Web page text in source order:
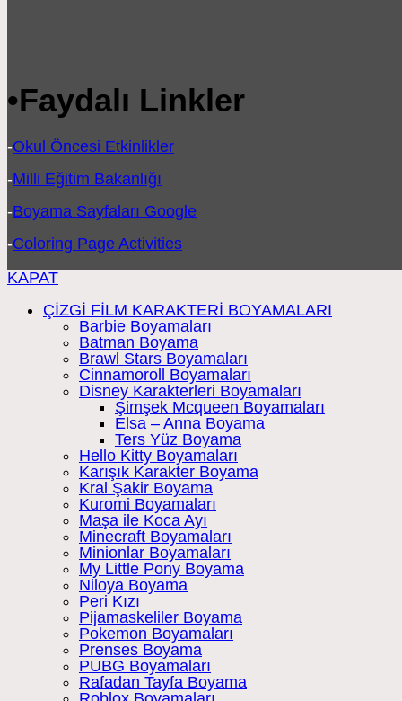
•Faydalı Linkler
-Okul Öncesi Etkinlikler
-Milli Eğitim Bakanlığı
-Boyama Sayfaları Google
-Coloring Page Activities
KAPAT
ÇİZGİ FİLM KARAKTERİ BOYAMALARI
Barbie Boyamaları
Batman Boyama
Brawl Stars Boyamaları
Cinnamoroll Boyamaları
Disney Karakterleri Boyamaları
Şimşek Mcqueen Boyamaları
Elsa – Anna Boyama
Ters Yüz Boyama
Hello Kitty Boyamaları
Karışık Karakter Boyama
Kral Şakir Boyama
Kuromi Boyamaları
Maşa ile Koca Ayı
Minecraft Boyamaları
Minionlar Boyamaları
My Little Pony Boyama
Niloya Boyama
Peri Kızı
Pijamaskeliler Boyama
Pokemon Boyamaları
Prenses Boyama
PUBG Boyamaları
Rafadan Tayfa Boyama